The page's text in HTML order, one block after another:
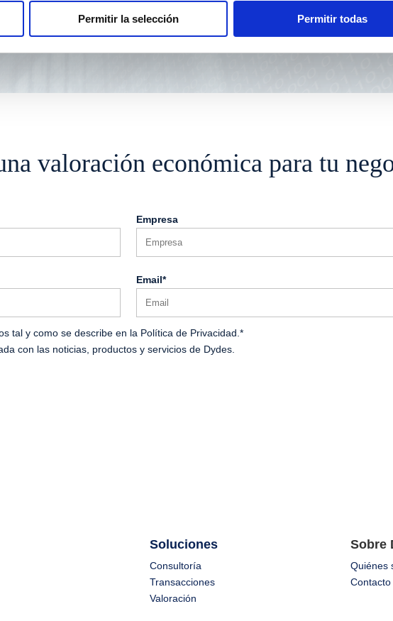
Permitir la selección Permitir todas
valoración económica para tu
Empresa
Email*
tal y como se describe en la Política de Privacidad.*
con las noticias, productos y servicios de Dydes.
Soluciones
Consultoría
Transacciones
Valoración
Sobre
Quiénes
Contacto